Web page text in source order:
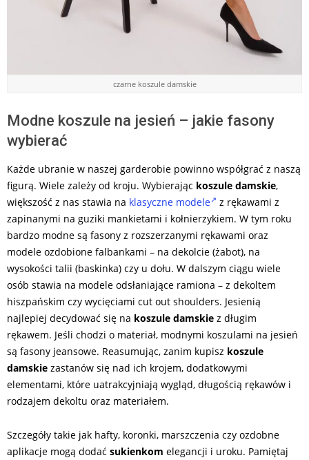
czarne koszule damskie
Modne koszule na jesień – jakie fasony
wybierać
Każde ubranie w naszej garderobie powinno współgrać z naszą
figurą. Wiele zależy od kroju. Wybierając koszule damskie,
większość z nas stawia na klasyczne modele
z rękawami z
zapinanymi na guziki mankietami i kołnierzykiem. W tym roku
bardzo modne są fasony z rozszerzanymi rękawami oraz
modele ozdobione falbankami – na dekolcie (żabot), na
wysokości talii (baskinka) czy u dołu. W dalszym ciągu wiele
osób stawia na modele odsłaniające ramiona – z dekoltem
hiszpańskim czy wycięciami cut out shoulders. Jesienią
najlepiej decydować się na koszule damskie z długim
rękawem. Jeśli chodzi o materiał, modnymi koszulami na jesień
są fasony jeansowe. Reasumując, zanim kupisz koszule
damskie zastanów się nad ich krojem, dodatkowymi
elementami, które uatrakcyjniają wygląd, długością rękawów i
rodzajem dekoltu oraz materiałem.
Szczegóły takie jak hafty, koronki, marszczenia czy ozdobne
aplikacje mogą dodać sukienkom elegancji i uroku. Pamiętaj